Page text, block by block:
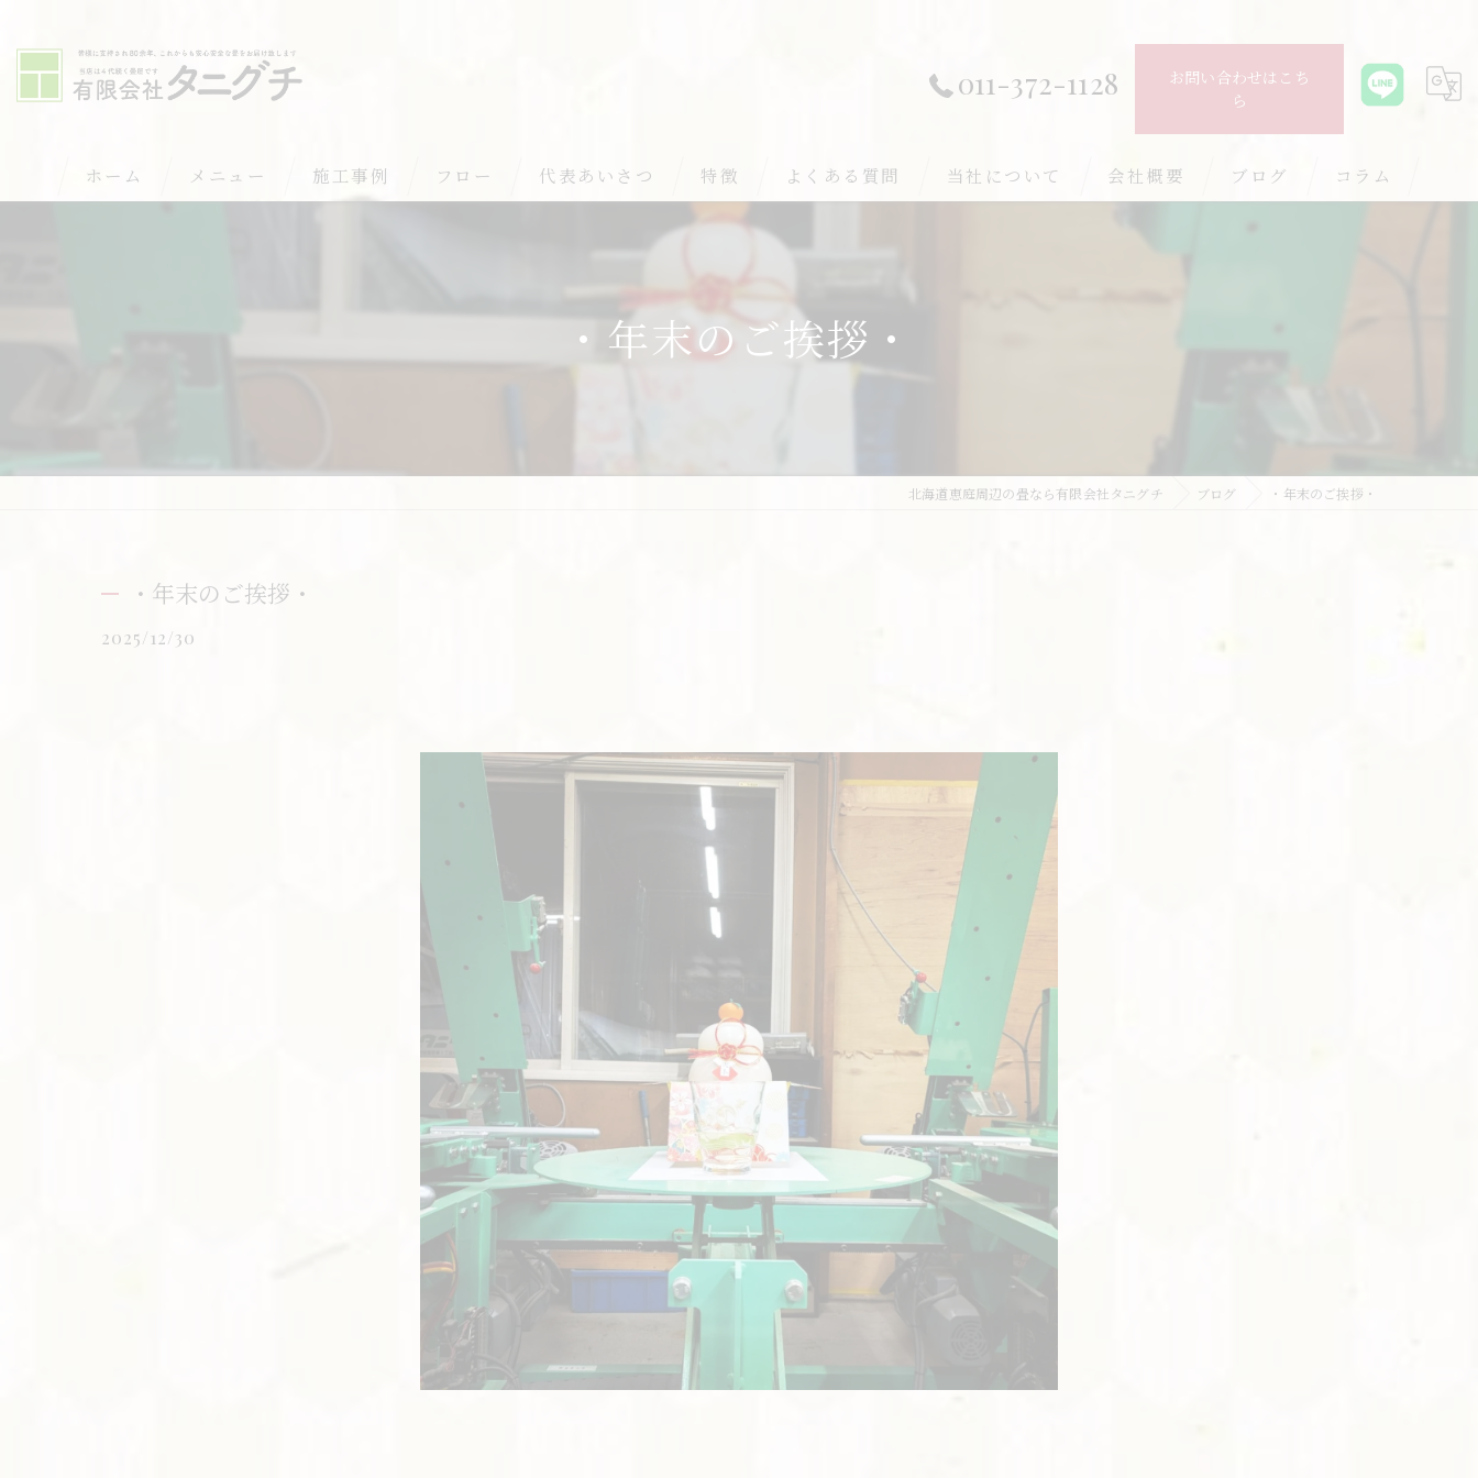
011-372-1128
お問い合わせはこち
ら
ホーム メニュー 施工事例 フロー 代表あいさつ 特徴
裏返し
よくある質問 当社について 会社概要 ブログ コラム
・年末のご挨拶・
北海道恵庭周辺の畳なら有限会社タニグチ ブログ ・年末のご挨拶・
・年末のご挨拶・
2025/12/30